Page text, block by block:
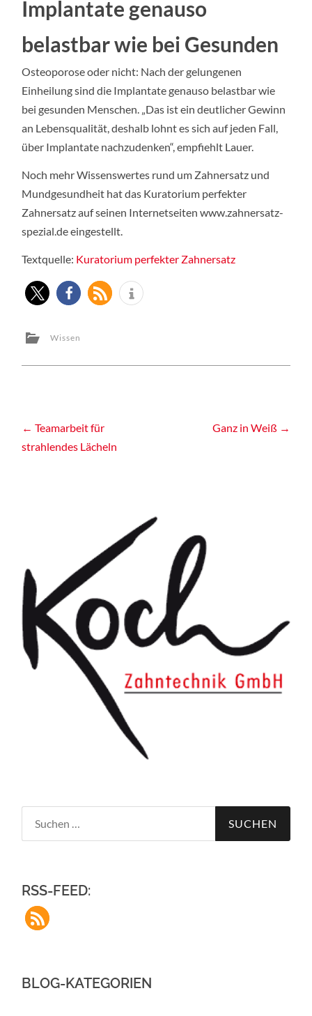
Implantate genauso
belastbar wie bei Gesunden
Osteoporose oder nicht: Nach der gelungenen
Einheilung sind die Implantate genauso belastbar wie
bei gesunden Menschen. „Das ist ein deutlicher Gewinn
an Lebensqualität, deshalb lohnt es sich auf jeden Fall,
über Implantate nachzudenken“, empfiehlt Lauer.
Noch mehr Wissenswertes rund um Zahnersatz und
Mundgesundheit hat das Kuratorium perfekter
Zahnersatz auf seinen Internetseiten www.zahnersatz-
spezial.de eingestellt.
Textquelle: Kuratorium perfekter Zahnersatz
Wissen
Post
← Teamarbeit für
strahlendes Lächeln
Ganz in Weiß →
RSS-FEED:
BLOG-KATEGORIEN